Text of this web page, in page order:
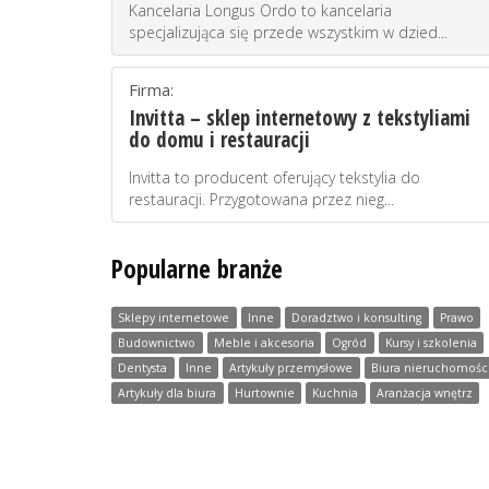
Kancelaria Longus Ordo to kancelaria
specjalizująca się przede wszystkim w dzied...
Firma:
Invitta – sklep internetowy z tekstyliami
do domu i restauracji
Invitta to producent oferujący tekstylia do
restauracji. Przygotowana przez nieg...
Popularne branże
Sklepy internetowe Inne Doradztwo i konsulting
Prawo
Budownictwo
Meble i akcesoria Ogród
Kursy i szkolenia
Dentysta
Inne Artykuły przemysłowe
Biura
Artykuły dla biura
Hurtownie Kuchnia Aranżacja wnętrz